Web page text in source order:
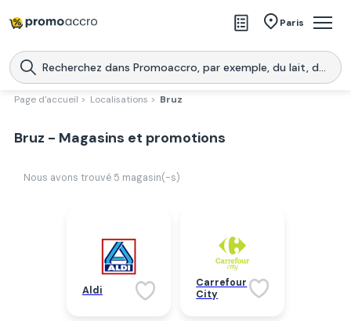
Paris
Magasins
Produits
Promoaccro
Page d'accueil > Localisations > Bruz
Bruz - Magasins et promotions
Nous avons trouvé 5 magasin(-s)
Aldi
Carrefour
City